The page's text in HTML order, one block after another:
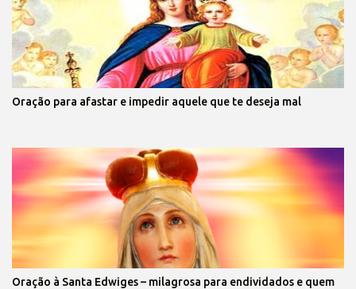
Oração para afastar e impedir aquele que te deseja mal
Oração à Santa Edwiges – milagrosa para endividados e quem